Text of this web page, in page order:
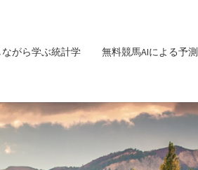
がら学ぶ統計学 無料競馬AIによる予測